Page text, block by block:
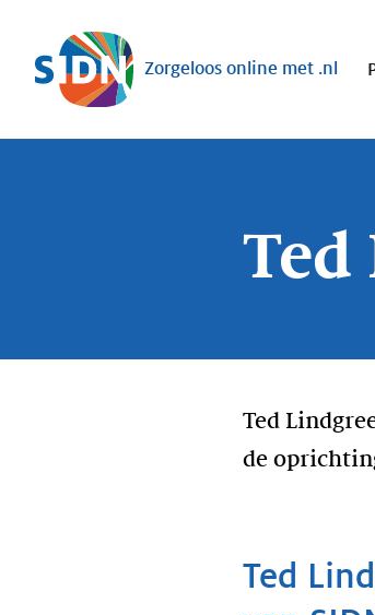
Sla navigatie over
Zorgeloos online met .nl
Ted
de
Ted